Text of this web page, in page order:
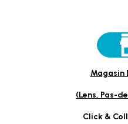
Magasin
(Lens, Pas-
Click &